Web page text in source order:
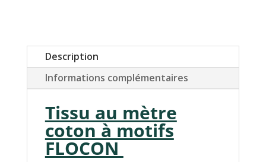
Description
Informations complémentaires
Tissu au mètre
coton à motifs
FLOCON